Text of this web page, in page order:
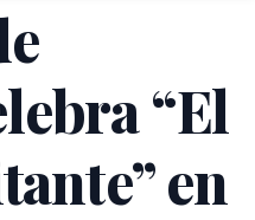
“El
en